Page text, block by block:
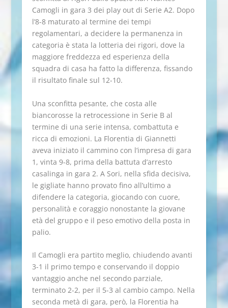
Camogli in gara 3 dei play out di Serie A2. Dopo
l’8-8 maturato al termine dei tempi
regolamentari, a decidere la permanenza in
categoria è stata la lotteria dei rigori, dove la
maggiore freddezza ed esperienza della
squadra di casa ha fatto la differenza, fissando
il risultato finale sul 12-10.
Una sconfitta pesante, che costa alle
biancorosse la retrocessione in Serie B al
termine di una serie intensa, combattuta e
ricca di emozioni. La Florentia di Giannetti
aveva iniziato il cammino con l’impresa di gara
1, vinta 9-8, prima della battuta d’arresto
casalinga in gara 2. A Sori, nella sfida decisiva,
le gigliate hanno provato fino all’ultimo a
difendere la categoria, giocando con cuore,
personalità e coraggio nonostante la giovane
età del gruppo e il peso emotivo della posta in
palio.
Il Camogli era partito meglio, chiudendo avanti
3-1 il primo tempo e conservando il doppio
vantaggio anche nel secondo parziale,
terminato 2-2, per il 5-3 al cambio campo. Nella
seconda metà di gara, però, la Florentia ha